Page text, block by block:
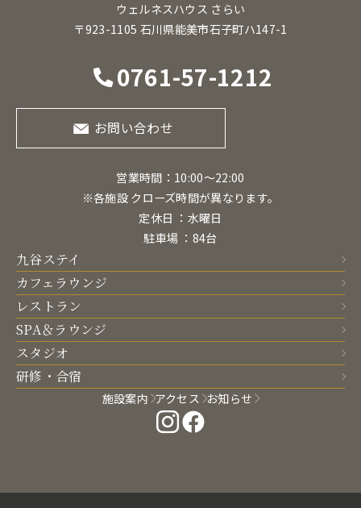
ウェルネスハウス さらい
〒923-1105 石川県能美市石子町ハ147-1
0761-57-1212
お問い合わせ
営業時間：10:00〜22:00
※各施設 クローズ時間が異なります。
定休日 ：水曜日
駐車場 ：84台
九谷ステイ
カフェラウンジ
レストラン
SPA＆ラウンジ
スタジオ
研修・合宿
施設案内 アクセス お知らせ